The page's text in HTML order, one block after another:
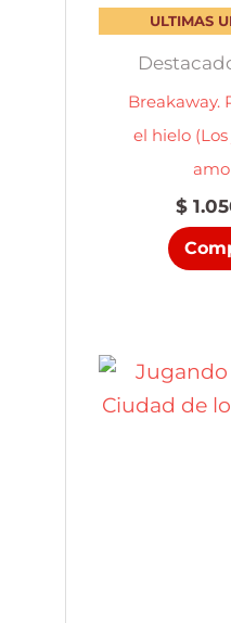
ULTIMAS
Breakaway.
el hielo
$